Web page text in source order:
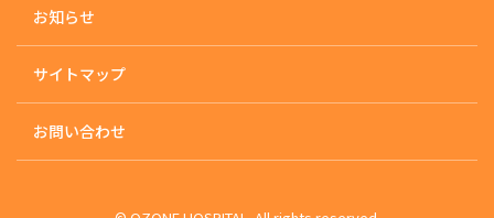
デイケア/ナイトケア
活動状況
各課のサポート体制
お知らせ
サイトマップ
お問い合わせ